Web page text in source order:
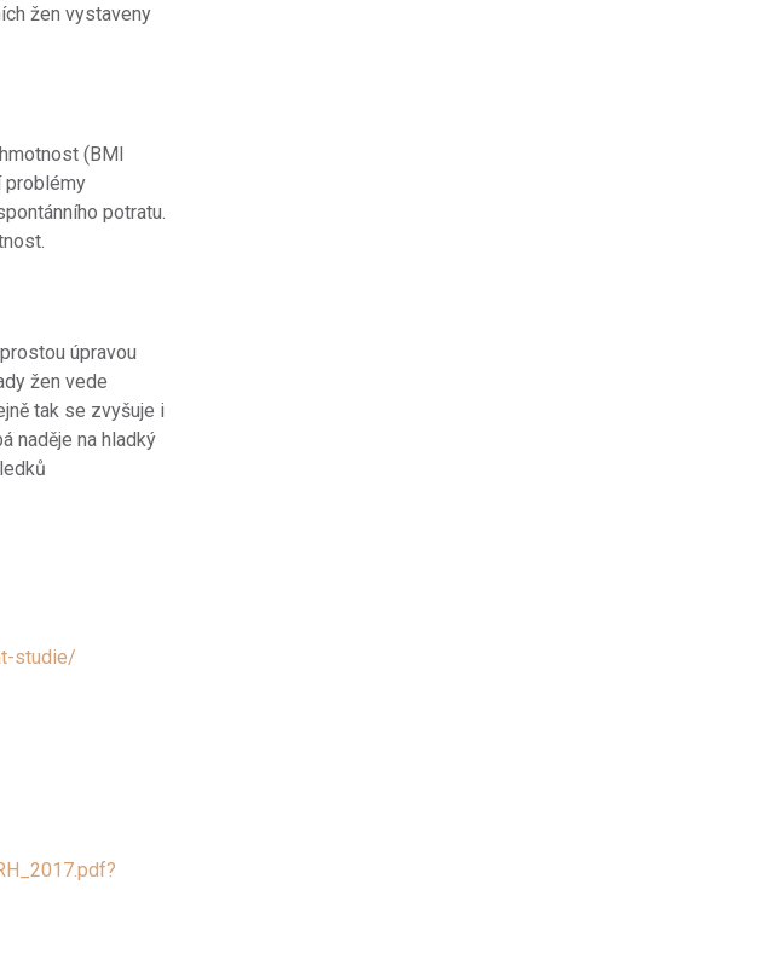
žen vystaveny
(BMI
problémy
potratu.
úpravou
žen vede
tak se zvyšuje i
naděje na hladký
studie/